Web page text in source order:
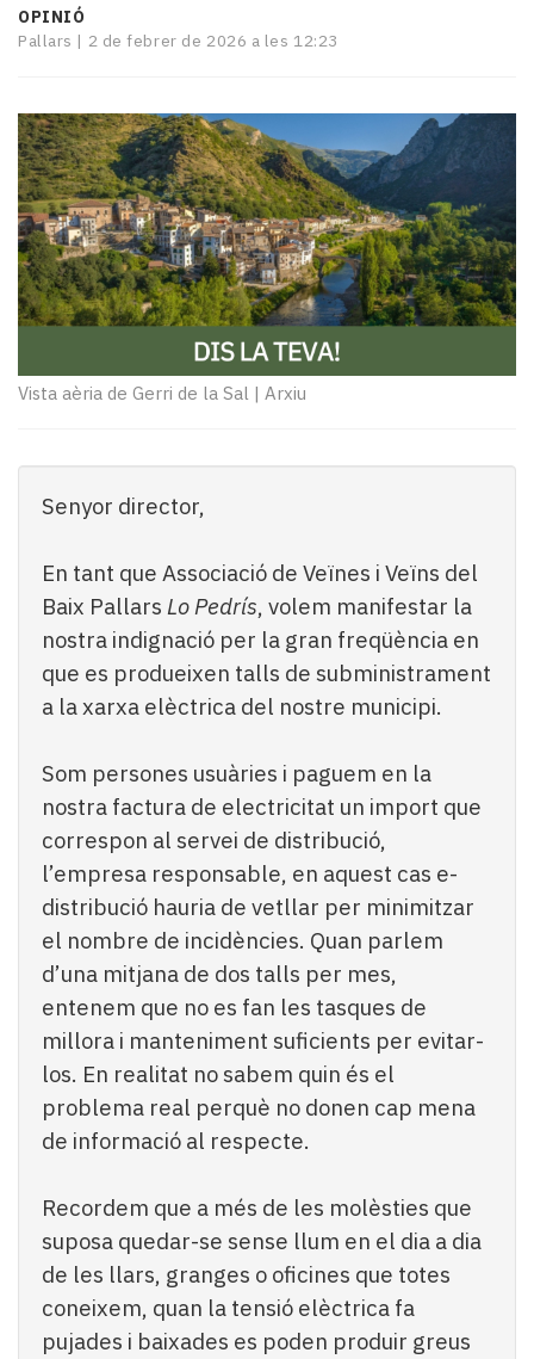
Esports
Mai
i
mitjans
El
temps
Reportatges
Entrevistes
Enquestes
A
Dis
la
newsletter
Pallars
patrocinat
Lo
més
llegit...
OPINIÓ
Pallars | 2 de febrer de 2026 a les 12:23
Vista aèria de Gerri de la Sal | Arxiu
Senyor director,
En tant que Associació de Veïnes i Veïns del
Baix Pallars Lo Pedrís, volem manifestar la
nostra indignació per la gran freqüència en
que es produeixen talls de subministrament
a la xarxa elèctrica del nostre municipi.
Som persones usuàries i paguem en la
nostra factura de electricitat un import que
correspon al servei de distribució,
l’empresa responsable, en aquest cas e-
distribució hauria de vetllar per minimitzar
el nombre de incidències. Quan parlem
d’una mitjana de dos talls per mes,
entenem que no es fan les tasques de
millora i manteniment suficients per evitar-
los. En realitat no sabem quin és el
problema real perquè no donen cap mena
de informació al respecte.
Recordem que a més de les molèsties que
suposa quedar-se sense llum en el dia a dia
de les llars, granges o oficines que totes
coneixem, quan la tensió elèctrica fa
pujades i baixades es poden produir greus